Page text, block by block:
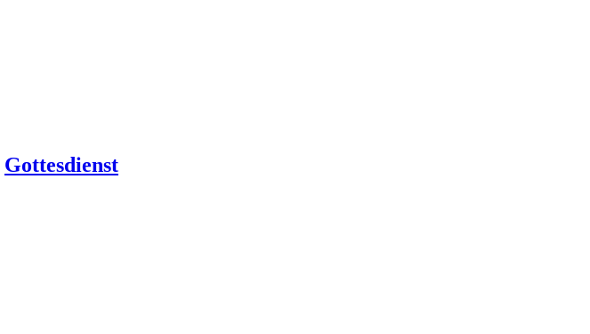
Gottesdienst